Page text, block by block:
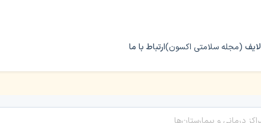
(مجله سلامتی اکسون)ارتباط با ما
(اوروانکولوژی)